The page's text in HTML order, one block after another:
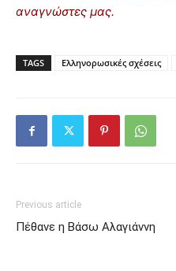
αναγνώστες μας.
TAGS Ελληνορωσικές σχέσεις
Previous article
Πέθανε η Βάσω Αλαγιάννη